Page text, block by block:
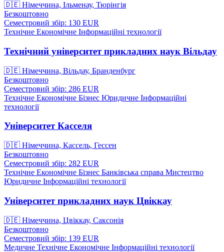
🇩🇪 Німеччина, Ільменау, Тюрінгія
Безкоштовно
Семестровий збір: 130 EUR
Технічне Економічне Інформаційні технології
Технічний університет прикладних наук Вільдау
🇩🇪 Німеччина, Вільдау, Бранденбург
Безкоштовно
Семестровий збір: 286 EUR
Технічне Економічне Бізнес Юридичне Інформаційні
технології
Університет Касселя
🇩🇪 Німеччина, Кассель, Гессен
Безкоштовно
Семестровий збір: 282 EUR
Технічне Економічне Бізнес Банківська справа Мистецтво
Юридичне Інформаційні технології
Університет прикладних наук Цвіккау
🇩🇪 Німеччина, Цвіккау, Саксонія
Безкоштовно
Семестровий збір: 139 EUR
Медичне Технічне Економічне Інформаційні технології